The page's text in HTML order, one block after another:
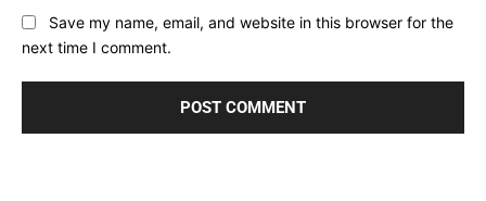
Save my name, email, and website in this browser for the
next time I comment.